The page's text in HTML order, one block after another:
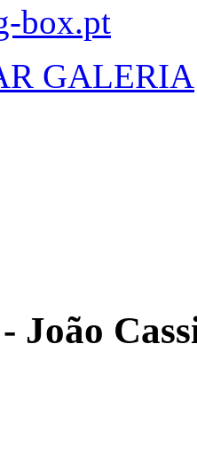
box.pt
GALERIA
João